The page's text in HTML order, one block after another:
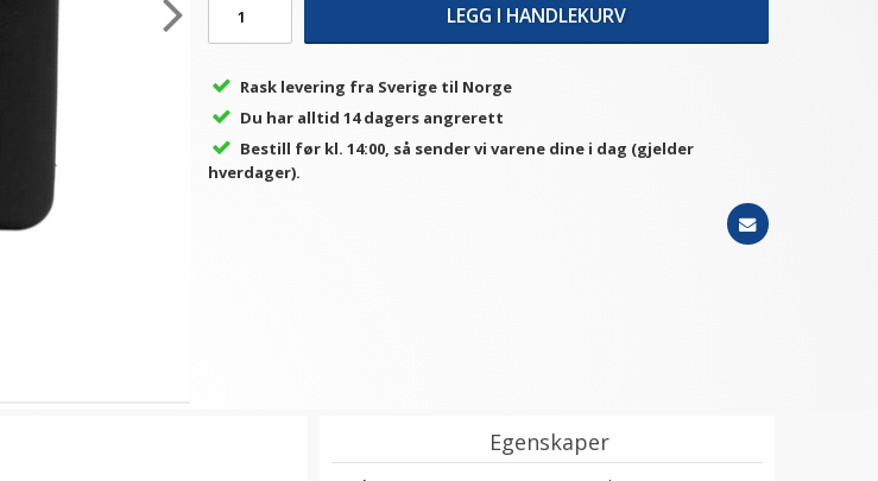
LEGG I HANDLEKURV
Rask levering fra Sverige til Norge
Du har alltid 14 dagers angrerett
Bestill før kl. 14:00, så sender vi varene dine i dag (gjelder
hverdager).
Egenskaper